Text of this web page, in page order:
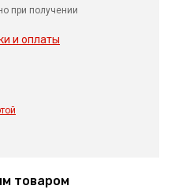
при получении
и оплаты
товаром